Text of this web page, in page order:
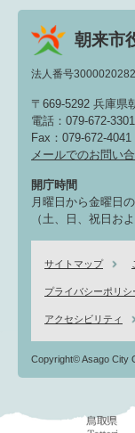
朝来市
法人番号
〒669-5292 兵庫県
電話：079-672-
Fax：079-672-
メールでのお問い
開庁時間
月曜日から金曜日
（土、日、祝日お
サイトマップ
プライバシーポリシ
アクセシビリティ
Copyright© Asago City